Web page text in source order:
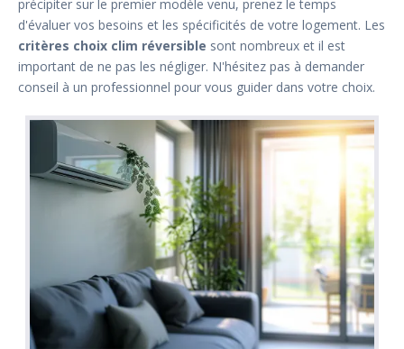
précipiter sur le premier modèle venu, prenez le temps
d'évaluer vos besoins et les spécificités de votre logement. Les
critères choix clim réversible sont nombreux et il est
important de ne pas les négliger. N'hésitez pas à demander
conseil à un professionnel pour vous guider dans votre choix.